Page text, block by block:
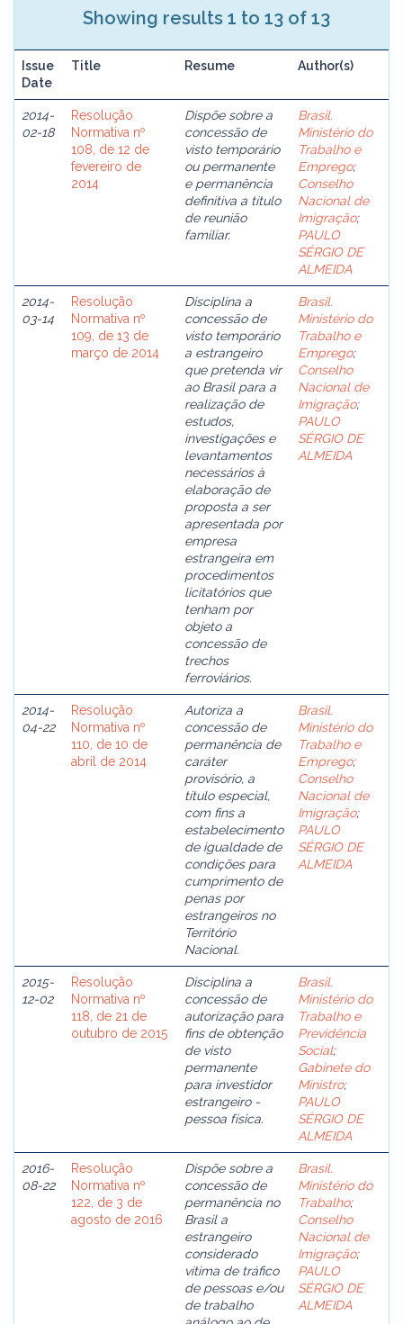
Showing results 1 to 13 of 13
Issue
Date
Title Resume Author(s)
2014-
02-18
Resolução
Normativa nº
108, de 12 de
fevereiro de
2014
Dispõe sobre a
concessão de
visto temporário
ou permanente
e permanência
definitiva a título
de reunião
familiar.
Brasil.
Ministério do
Trabalho e
Emprego;
Conselho
Nacional de
Imigração;
PAULO
SÉRGIO DE
ALMEIDA
2014-
03-14
Resolução
Normativa nº
109, de 13 de
março de 2014
Disciplina a
concessão de
visto temporário
a estrangeiro
que pretenda vir
ao Brasil para a
realização de
estudos,
investigações e
levantamentos
necessários à
elaboração de
proposta a ser
apresentada por
empresa
estrangeira em
procedimentos
licitatórios que
tenham por
objeto a
concessão de
trechos
ferroviários.
Brasil.
Ministério do
Trabalho e
Emprego;
Conselho
Nacional de
Imigração;
PAULO
SÉRGIO DE
ALMEIDA
2014-
04-22
Resolução
Normativa nº
110, de 10 de
abril de 2014
Autoriza a
concessão de
permanência de
caráter
provisório, a
título especial,
com fins a
estabelecimento
de igualdade de
condições para
cumprimento de
penas por
estrangeiros no
Território
Nacional.
Brasil.
Ministério do
Trabalho e
Emprego;
Conselho
Nacional de
Imigração;
PAULO
SÉRGIO DE
ALMEIDA
2015-
12-02
Resolução
Normativa nº
118, de 21 de
outubro de 2015
Disciplina a
concessão de
autorização para
fins de obtenção
de visto
permanente
para investidor
estrangeiro -
pessoa física.
Brasil.
Ministério do
Trabalho e
Previdência
Social;
Gabinete do
Ministro;
PAULO
SÉRGIO DE
ALMEIDA
2016-
08-22
Resolução
Normativa nº
122, de 3 de
agosto de 2016
Dispõe sobre a
concessão de
permanência no
Brasil a
estrangeiro
considerado
vítima de tráfico
de pessoas e/ou
de trabalho
Brasil.
Ministério do
Trabalho;
Conselho
Nacional de
Imigração;
PAULO
SÉRGIO DE
ALMEIDA